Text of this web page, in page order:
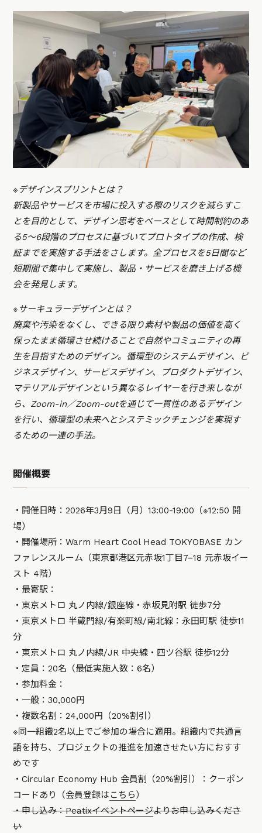
※デザインスプリントとは？
新製品やサービスを市場に投入する際のリスクを減らすこ
とを目的として、デザイン思考をベースとして時間制約のあ
る5～6段階のプロセスに基づいてプロトタイプの作成、検
証までを実施する手法をさします。全プロセスを5日間など
短期間で集中して実施し、製品・サービスを磨き上げる機
会を発見します。
※サーキュラーデザインとは？
廃棄や汚染をなくし、できる限り素材や製品の価値を高く
保ったまま循環させ続けることで自然やコミュニティの再
生を目指すためのデザイン。循環型のシステムデザイン、ビ
ジネスデザイン、サービスデザイン、プロダクトデザイン、
マテリアルデザインという異なるレイヤーを行き来しなが
ら、Zoom-in／Zoom-outを通じて一貫性のあるデザイン
を行い、循環型の未来へとシステミックチェンジを実現す
るための一連の手法。
開催概要
・開催日時：2026年3月9日（月）13:00-19:00（※12:50 開
場）
・開催場所：Warm Heart Cool Head TOKYOBASE カン
ファレンスルーム（東京都港区元赤坂1丁目7−18 元赤坂イー
スト 4階）
・最寄駅：
・東京メトロ 丸ノ内線/銀座線・赤坂見附駅 徒歩7分
・東京メトロ 半蔵門線/有楽町線/南北線：永田町駅 徒歩11
分
・東京メトロ 丸ノ内線/JR 中央線・四ツ谷駅 徒歩12分
・定員：20名（最低実施人数：6名）
・参加料金：
・一般：30,000円
・複数名割：24,000円（20%割引）
※同一組織2名以上でご参加の場合に適用。組織内で共通言
語を持ち、プロジェクトの推進を加速させたい方におすす
めです
・Circular Economy Hub 会員割（20%割引）：クーポン
コードあり（会員登録はこちら）
・申し込み：Peatixイベントページよりお申し込みくださ
い